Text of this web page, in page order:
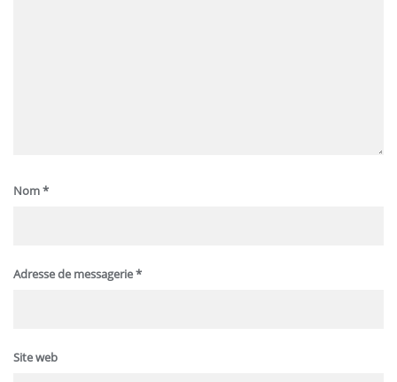
Nom*
Adresse de messagerie*
Site web